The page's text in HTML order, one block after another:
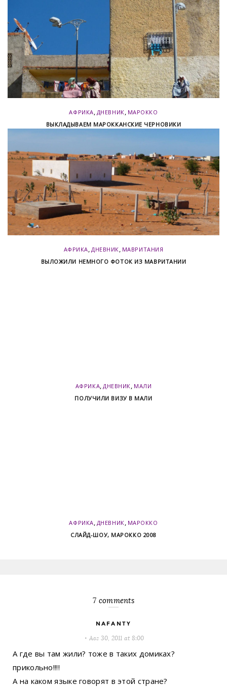
АФРИКА, ДНЕВНИК, МАРОККО
ВЫКЛАДЫВАЕМ МАРОККАНСКИЕ ЧЕРНОВИКИ
АФРИКА, ДНЕВНИК, МАВРИТАНИЯ
ВЫЛОЖИЛИ НЕМНОГО ФОТОК ИЗ МАВРИТАНИИ
АФРИКА,ДНЕВНИК, МАЛИ
ПОЛУЧИЛИ ВИЗУ В МАЛИ
АФРИКА, ДНЕВНИК, МАРОККО
СЛАЙД-ШОУ, МАРОККО 2008
7 comments
NAFANTY
Авг 30, 2011 at 8:00
А где вы там жили? тоже в таких домиках?
прикольно!!!!
А на каком языке говорят в этой стране?